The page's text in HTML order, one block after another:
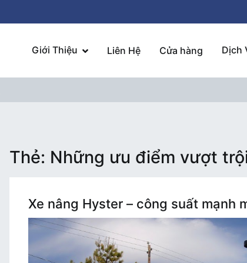
Giới Thiệu Liên Hệ Cửa hàng Dịch
Thẻ: Những ưu điểm vượt
Xe nâng Hyster – công suất mạnh